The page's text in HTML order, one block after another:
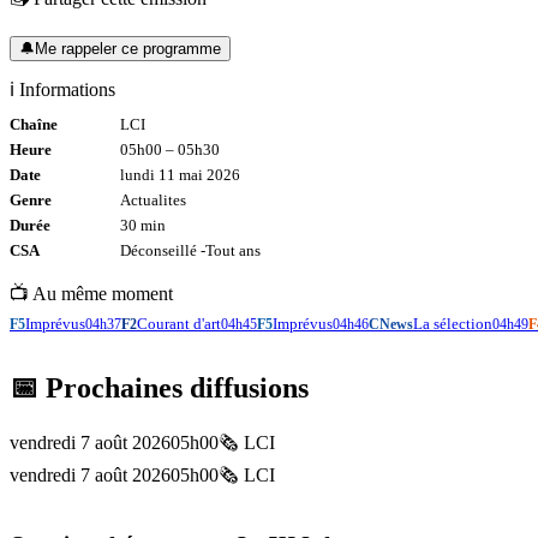
🔔Me rappeler ce programme
ℹ️ Informations
Chaîne
LCI
Heure
05h00 – 05h30
Date
lundi 11 mai 2026
Genre
Actualites
Durée
30 min
CSA
Déconseillé -Tout ans
📺 Au même moment
F5Imprévus04h37F2Courant d'art04h45F5Imprévus04h46CNewsLa sélection04h49
📅 Prochaines diffusions
vendredi 7 août 202605h00🗞️ LCI
vendredi 7 août 202605h00🗞️ LCI